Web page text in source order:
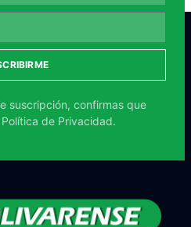
suscripción, confirmas que
Política de Privacidad.